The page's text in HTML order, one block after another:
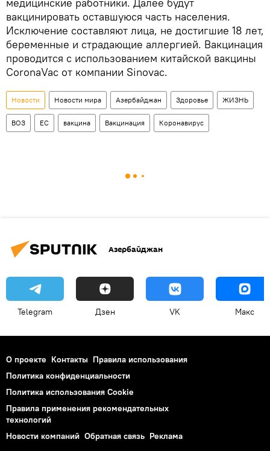
медицинские работники. Далее будут
вакцинировать оставшуюся часть населения.
Исключение составляют лица, не достигшие 18 лет,
беременные и страдающие аллергией. Вакцинация
проводится с использованием китайской вакцины
CoronaVac от компании Sinovac.
Новости Новости мира Азербайджан Здоровье ЖИЗНЬ
ВОЗ ЕС вакцина Вакцинация Коронавирус
Азербайджан
Telegram Дзен VK Макс
О проекте Контакты Правила использования
Политика конфиденциальности
Политика использования Cookie
Правила применения рекомендательных
технологий
Новости компаний Обратная связь Реклама